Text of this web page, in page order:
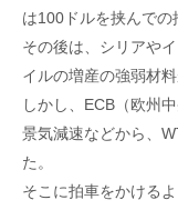
は100ドルを挟んでの
その後は、シリアや
イルの増産の強弱材
しかし、ECB（欧州
景気減速などから、
た。
そこに拍車をかける